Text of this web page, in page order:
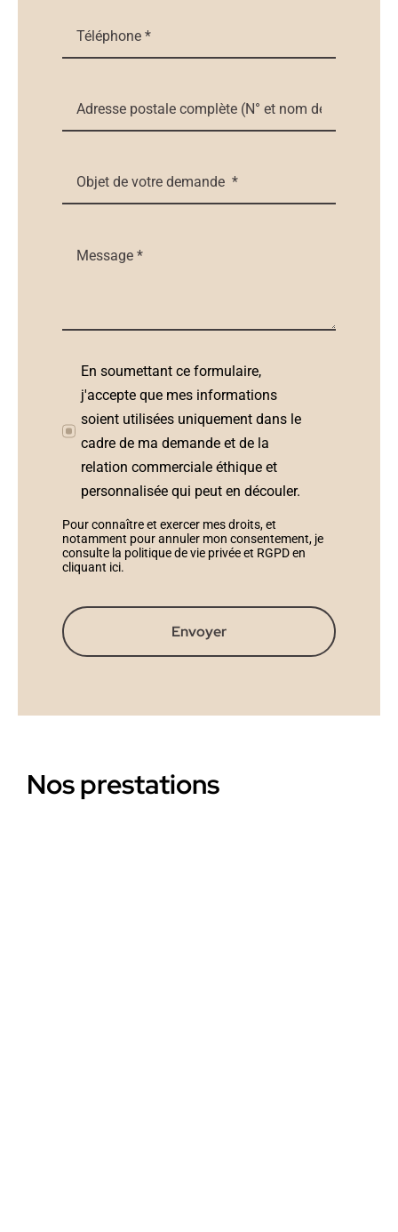
En soumettant ce formulaire,
j'accepte que mes informations
soient utilisées uniquement dans le
cadre de ma demande et de la
relation commerciale éthique et
personnalisée qui peut en découler.
Pour connaître et exercer mes droits, et
notamment pour annuler mon consentement, je
consulte la politique de vie privée et RGPD en
cliquant ici.
Envoyer
Nos prestations